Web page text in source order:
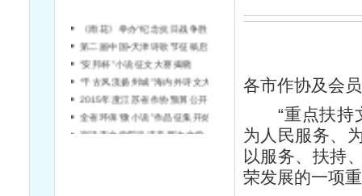
各市作协及会
“重点扶持文
为人民服务、
以服务、扶持
荣发展的一项